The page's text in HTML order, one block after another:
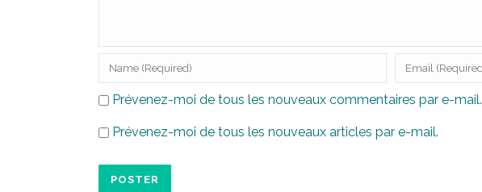
Prévenez-moi de tous les nouveaux commentaires par e-mail.
Prévenez-moi de tous les nouveaux articles par e-mail.